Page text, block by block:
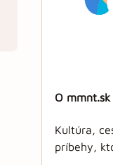
O mmnt.sk
Kultúra,
príbehy,